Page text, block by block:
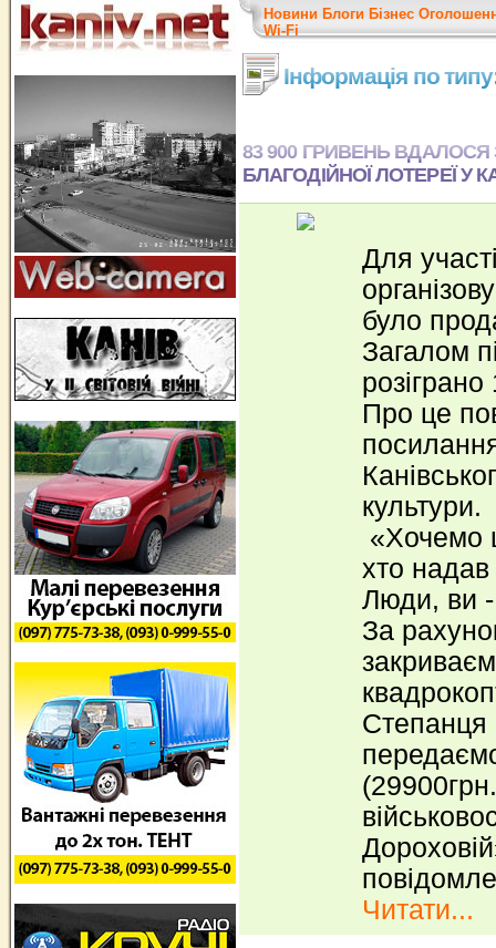
Новини Блоги Бізнес
Wi-Fi
Інформація по
83 900 ГРИВЕНЬ ВДАЛОСЯ
БЛАГОДІЙНОЇ ЛОТЕРЕЇ У
Для
було
Загалом
розіграно
Про це
культури.
«Хочемо
хто
Люди, ви -
За
Степанця
Читати...